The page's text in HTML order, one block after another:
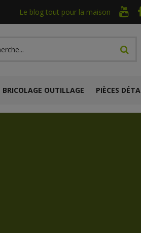
Le blog tout pour la maison
BRICOLAGE OUTILLAGE PIÈCES